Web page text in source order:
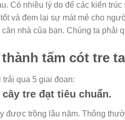
Có nhiều lý do để các kiến
và đem lại sự mát mẻ cho
nhà của bạn. Chúng ta phải
tấm cót tre
qua 5 giai đoạn:
tre đạt tiêu chuẩn.
được trồng lâu năm. Thông